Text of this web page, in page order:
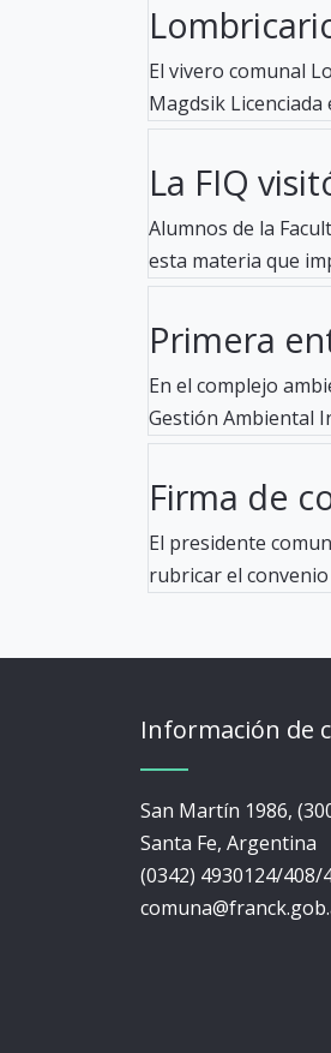
El vivero comunal
Magdsik Licenciada
La FIQ
Alumnos de la
esta materia que
Primera
En el complejo
Gestión Ambiental
Firma de
El presidente
rubricar el
Información de
San Martín 1986,
Santa Fe, Argentina
(0342) 4930124/408/